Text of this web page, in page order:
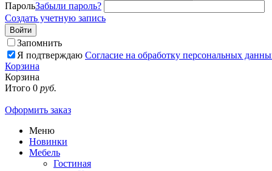
ПарольЗабыли пароль?
Создать учетную запись
Войти
Запомнить
Я подтверждаю Согласие на обработку персональных
Корзина
Корзина
Итого 0 руб.
Оформить заказ
Меню
Новинки
Мебель
Гостиная